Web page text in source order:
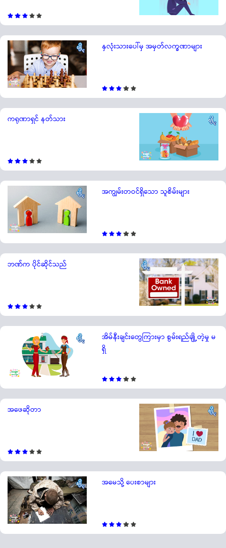
နှလုံးသားပေါ်မှ အမှတ်လက္ခဏာများ
ကရုဏာရှင် နတ်သား
အကျွမ်းတဝင်ရှိသော သူစိမ်းများ
ဘဏ်က ပိုင်ဆိုင်သည်
အိမ်နီးချင်းတွေကြားမှာ စွမ်းရည်ချို့တဲ့မှု မ
ရှိ
အဖေဆိုတာ
အမေသို့ ပေးစာများ